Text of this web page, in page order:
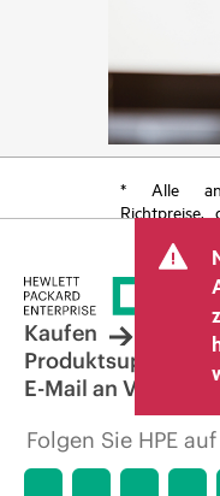
* Alle
kann
festgelegte
dem
angezeigten
Richtpreise
sich das
Kaufen
Produktsupport
E-Mail an Vertrieb
Folgen Sie HPE auf